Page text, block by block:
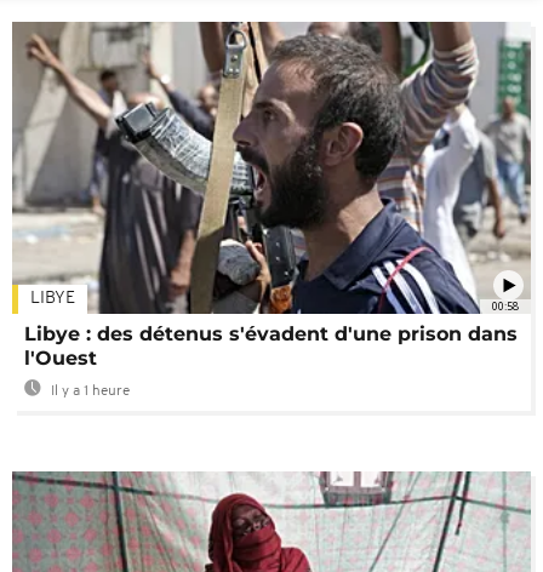
00:58
LIBYE
Libye : des détenus s'évadent d'une prison dans
l'Ouest
Il y a 1 heure